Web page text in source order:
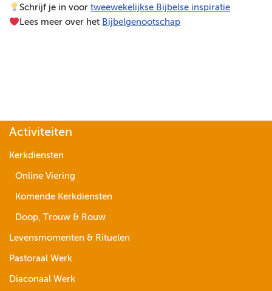
Schrijf je in voortweewekelijkse Bijbelse inspiratie
Lees meer over het Bijbelgenootschap
Activiteiten
Kerkdiensten
Online Viering
Komende Kerkdiensten
Doop, Trouw & Rouw
Levensmomenten & Rituelen
Pastoraal Werk
Diaconaal Werk